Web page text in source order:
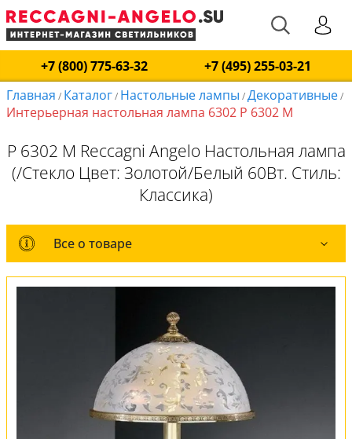
+7 (800) 775-63-32
+7 (495) 255-03-21
Главная / Каталог/ Настольные лампы /Декоративные/
Интерьерная настольная лампа 6302 P 6302 M
P 6302 M Reccagni Angelo Настольная лампа
(/Стекло Цвет: Золотой/Белый 60Вт. Стиль:
Классика)
Все о товаре
Все о товаре
Комплект лампочек
Вся коллекция
Оплата и доставка